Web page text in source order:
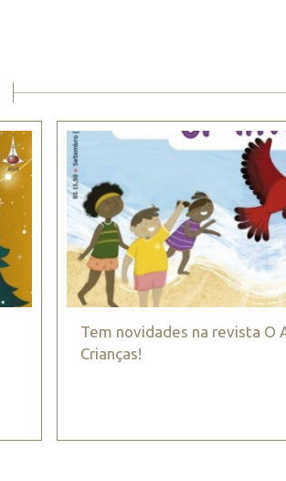
Tem novidades na revista O
Crianças!